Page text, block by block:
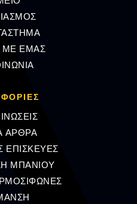
ΜΕ ΕΜΑΣ
ΑΡΘΡΑ
ΕΠΙΣΚΕΥΕΣ
ΜΠΑΝΙΟΥ